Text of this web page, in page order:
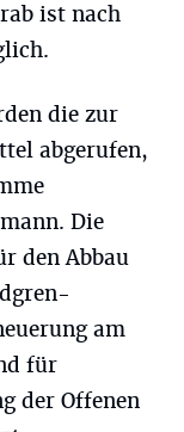
ist nach
die zur
abgerufen,
Die
den Abbau
am
für
der Offenen